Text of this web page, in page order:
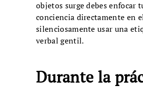
objetos surge debes enfocar
conciencia directamente en
silenciosamente usar una
verbal gentil.
Durante la